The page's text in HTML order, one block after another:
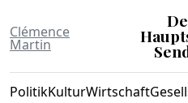
Clémence
Martin
PolitikKulturWirtschaft